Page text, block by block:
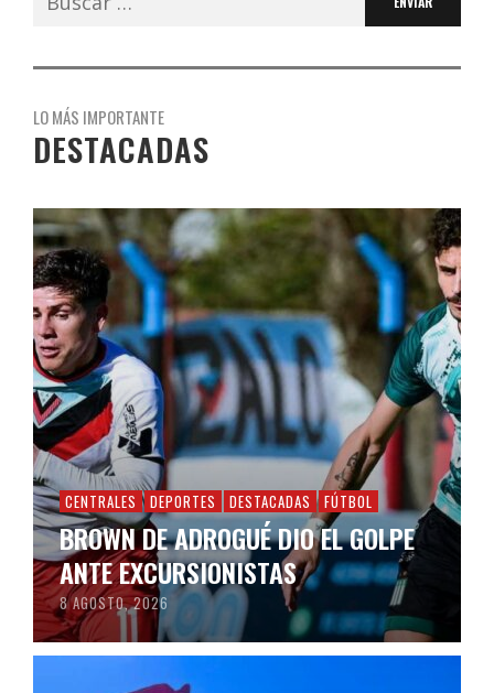
LO MÁS IMPORTANTE
DESTACADAS
CENTRALES DEPORTES DESTACADAS FÚTBOL
BROWN DE ADROGUÉ DIO EL GOLPE
ANTE EXCURSIONISTAS
8 AGOSTO, 2026